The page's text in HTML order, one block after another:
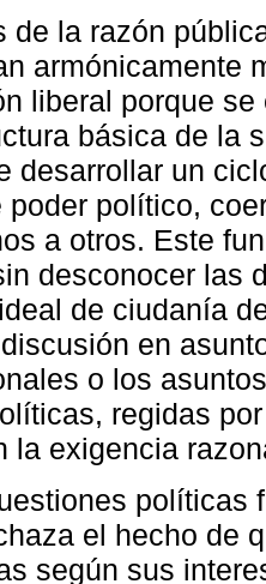
de la razón
armónicamente
liberal porque
básica de la
desarrollar un
poder político,
a otros. Este
desconocer las
de ciudanía
en
o los
regidas
la exigencia
políticas
el hecho de
según sus